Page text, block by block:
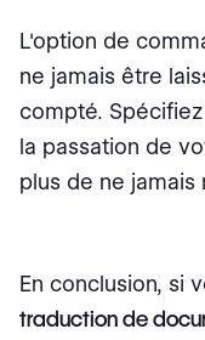
L'option de
ne jamais être
compté.
la passation de
plus de ne jamais
En conclusion, si
traduction de